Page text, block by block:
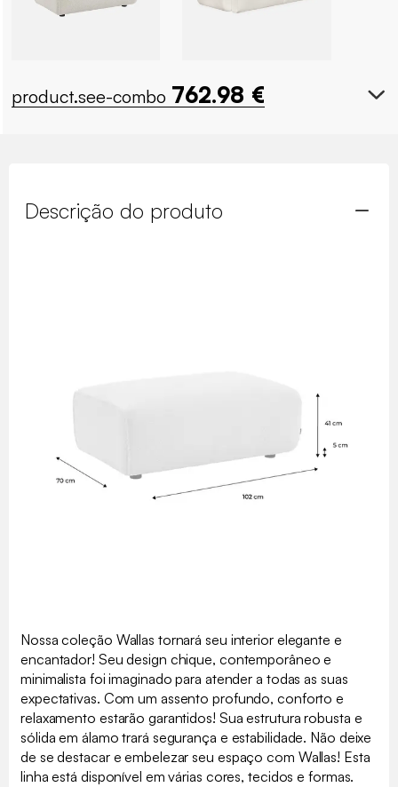
product.see-combo 762.98 €
Descrição do produto
Nossa coleção Wallas tornará seu interior elegante e
encantador! Seu design chique, contemporâneo e
minimalista foi imaginado para atender a todas as suas
expectativas. Com um assento profundo, conforto e
relaxamento estarão garantidos! Sua estrutura robusta e
sólida em álamo trará segurança e estabilidade. Não deixe
de se destacar e embelezar seu espaço com Wallas! Esta
linha está disponível em várias cores, tecidos e formas.